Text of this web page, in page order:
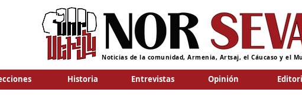
Noticias de la comunidad, Armenia, Artsaj, el Cáucaso y el
Historia Entrevistas Opinión